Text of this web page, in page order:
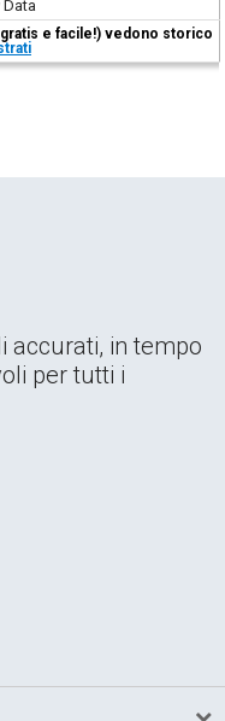
e facile!) vedono storico
accurati, in tempo
per tutti i